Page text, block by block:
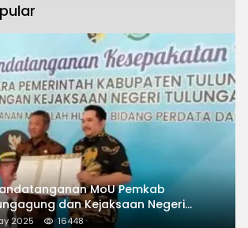
MoU Pemkab
dan Kejaksaan Negeri
Hukum
2025 16448